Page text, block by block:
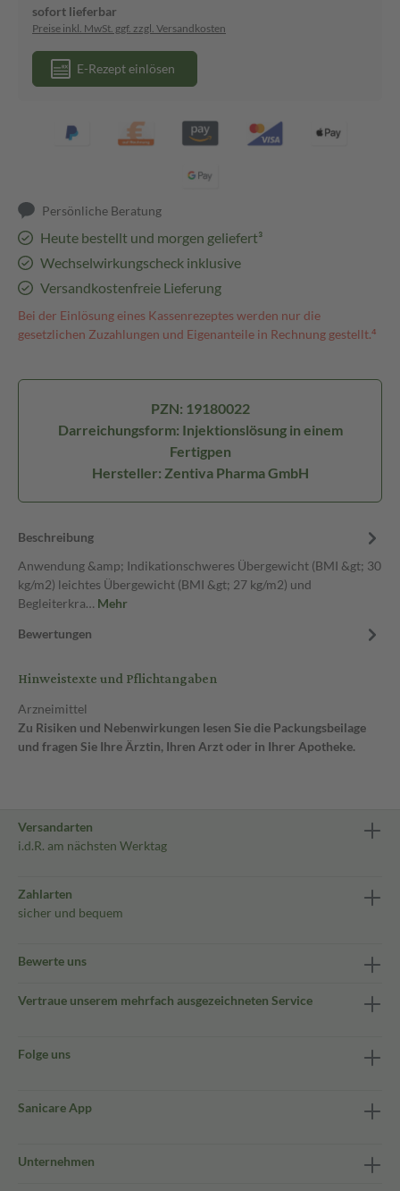
sofort lieferbar
Preise inkl. MwSt. ggf. zzgl. Versandkosten
E-Rezept einlösen
Persönliche Beratung
Heute bestellt und morgen geliefert³
Wechselwirkungscheck inklusive
Versandkostenfreie Lieferung
Bei der Einlösung eines Kassenrezeptes werden nur die
gesetzlichen Zuzahlungen und Eigenanteile in Rechnung gestellt.⁴
PZN: 19180022
Darreichungsform: Injektionslösung in einem
Fertigpen
Hersteller: Zentiva Pharma GmbH
Beschreibung
Anwendung &amp; Indikationschweres Übergewicht (BMI &gt; 30
kg/m2) leichtes Übergewicht (BMI &gt; 27 kg/m2) und
Begleiterkra… Mehr
Bewertungen
Hinweistexte und Pflichtangaben
Arzneimittel
Zu Risiken und Nebenwirkungen lesen Sie die Packungsbeilage
und fragen Sie Ihre Ärztin, Ihren Arzt oder in Ihrer Apotheke.
Versandarten
i.d.R. am nächsten Werktag
Zahlarten
sicher und bequem
Bewerte uns
Vertraue unserem mehrfach ausgezeichneten Service
Folge uns
Sanicare App
Unternehmen